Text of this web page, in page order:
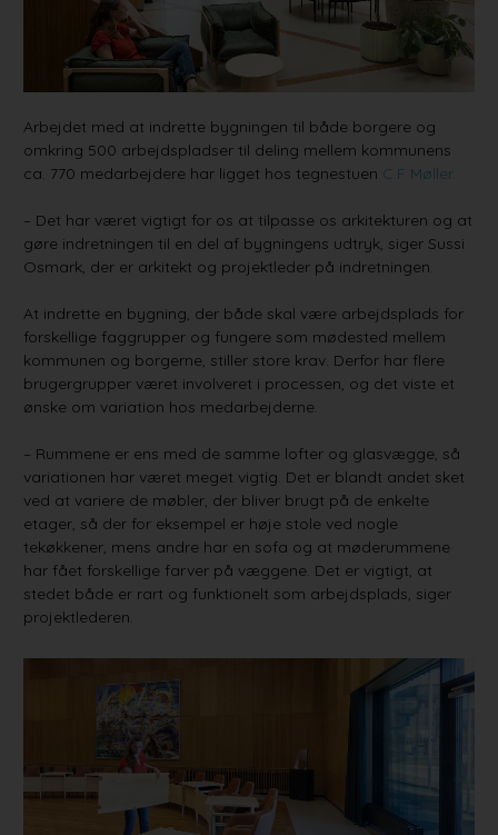
Arbejdet med at indrette bygningen til både borgere og
omkring 500 arbejdspladser til deling mellem kommunens
ca. 770 medarbejdere har ligget hos tegnestuen C.F Møller.
– Det har været vigtigt for os at tilpasse os arkitekturen og at
gøre indretningen til en del af bygningens udtryk, siger Sussi
Osmark, der er arkitekt og projektleder på indretningen.
At indrette en bygning, der både skal være arbejdsplads for
forskellige faggrupper og fungere som mødested mellem
kommunen og borgerne, stiller store krav. Derfor har flere
brugergrupper været involveret i processen, og det viste et
ønske om variation hos medarbejderne.
– Rummene er ens med de samme lofter og glasvægge, så
variationen har været meget vigtig. Det er blandt andet sket
ved at variere de møbler, der bliver brugt på de enkelte
etager, så der for eksempel er høje stole ved nogle
tekøkkener, mens andre har en sofa og at møderummene
har fået forskellige farver på væggene. Det er vigtigt, at
stedet både er rart og funktionelt som arbejdsplads, siger
projektlederen.